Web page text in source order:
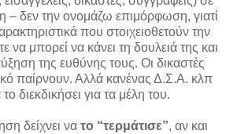
– δεν την ονομάζω επιμόρφωση, γιατί
που στοιχειοθετούν την
να μπορεί να κάνει τη δουλειά της και
της ευθύνης τους. Οι δικαστές
παίρνουν. Αλλά κανένας Δ.Σ.Α. κλπ
διεκδικήσει για τα μέλη του.
δείχνει να το “τερμάτισε”, αν και